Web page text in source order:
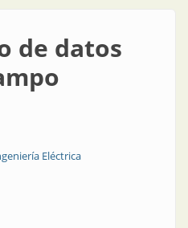
de datos
Eléctrica